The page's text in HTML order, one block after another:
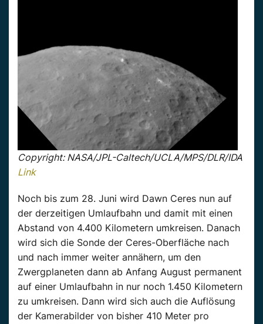
Copyright: NASA/JPL-Caltech/UCLA/MPS/DLR/IDA
Link
Noch bis zum 28. Juni wird Dawn Ceres nun auf
der derzeitigen Umlaufbahn und damit mit einen
Abstand von 4.400 Kilometern umkreisen. Danach
wird sich die Sonde der Ceres-Oberfläche nach
und nach immer weiter annähern, um den
Zwergplaneten dann ab Anfang August permanent
auf einer Umlaufbahn in nur noch 1.450 Kilometern
zu umkreisen. Dann wird sich auch die Auflösung
der Kamerabilder von bisher 410 Meter pro